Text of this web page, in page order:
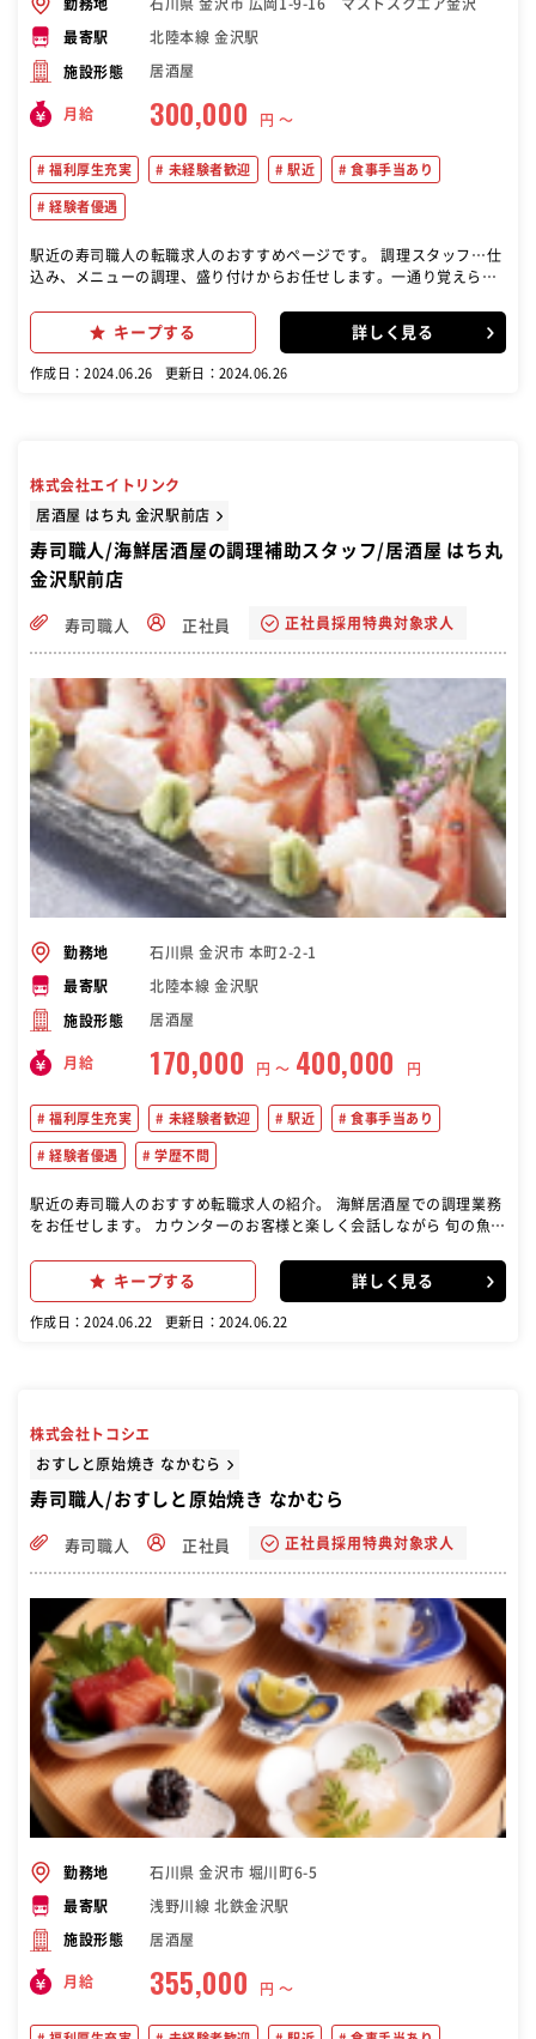
勤務地 石川県 金沢市 広岡1-9-16 マストスクエア金沢
最寄駅 北陸本線 金沢駅
施設形態 居酒屋
月給 300,000 円 〜
福利厚生充実 未経験者歓迎 駅近 食事手当あり
経験者優遇
駅近の寿司職人の転職求人のおすすめページです。 調理スタッフ…仕
込み、メニューの調理、盛り付けからお任せします。一通り覚えられ
れまでのご経験に合わせて、無理のないところからスタート!経験豊富
な先輩やトレーナーがお教えしますので、徐々にできることを増やし
キープする 詳しく見る
作成日：2024.06.26 更新日：2024.06.26
株式会社エイトリンク
居酒屋 はち丸 金沢駅前店
寿司職人/海鮮居酒屋の調理補助スタッフ/居酒屋 はち丸
金沢駅前店
寿司職人 正社員 正社員採用特典対象求人
勤務地 石川県 金沢市 本町2-2-1
最寄駅 北陸本線 金沢駅
施設形態 居酒屋
月給 170,000 円 〜 400,000 円
福利厚生充実 未経験者歓迎 駅近 食事手当あり
経験者優遇 学歴不問
駅近の寿司職人のおすすめ転職求人の紹介。 海鮮居酒屋での調理業務
をお任せします。 カウンターのお客様と楽しく会話しながら 旬の魚を
み、盛り付け作業などの簡単 な業務から丁寧に教えていきます。 最高
級の食材を扱えるよう、 ベテランスタッフが教えるので初心者も 安心
方でも店長を目指せます◎ 入社4～5年程度で店長になれるので、 成
キープする 詳しく見る
作成日：2024.06.22 更新日：2024.06.22
株式会社トコシエ
おすしと原始焼き なかむら
寿司職人/おすしと原始焼き なかむら
寿司職人 正社員 正社員採用特典対象求人
勤務地 石川県 金沢市 堀川町6-5
最寄駅 浅野川線 北鉄金沢駅
施設形態 居酒屋
月給 355,000 円 〜